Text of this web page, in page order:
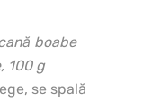
boabe
100 g
se spală